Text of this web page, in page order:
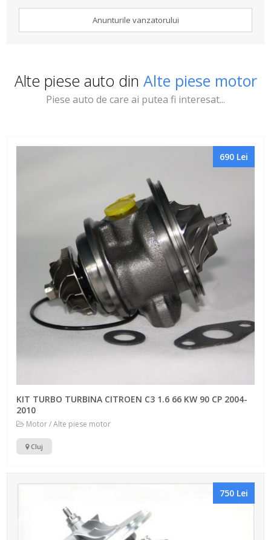
Anunturile vanzatorului
Alte piese auto din Alte piese motor
Piese auto de care ai putea fi interesat...
690 Lei
KIT TURBO TURBINA CITROEN C3 1.6 66 KW 90 CP 2004-
2010
Motor / Alte piese motor
Cluj
750 Lei